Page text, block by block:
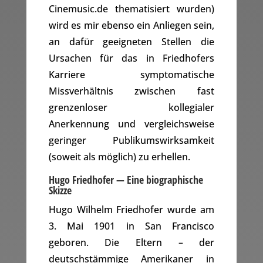
Cinemusic.de thematisiert wurden)
wird es mir ebenso ein Anliegen sein,
an dafür geeigneten Stellen die
Ursachen für das in Friedhofers
Karriere symptomatische
Missverhältnis zwischen fast
grenzenloser kollegialer
Anerkennung und vergleichsweise
geringer Publikumswirksamkeit
(soweit als möglich) zu erhellen.
Hugo Friedhofer — Eine biographische
Skizze
Hugo Wilhelm Friedhofer wurde am
3. Mai 1901 in San Francisco
geboren. Die Eltern – der
deutschstämmige Amerikaner in